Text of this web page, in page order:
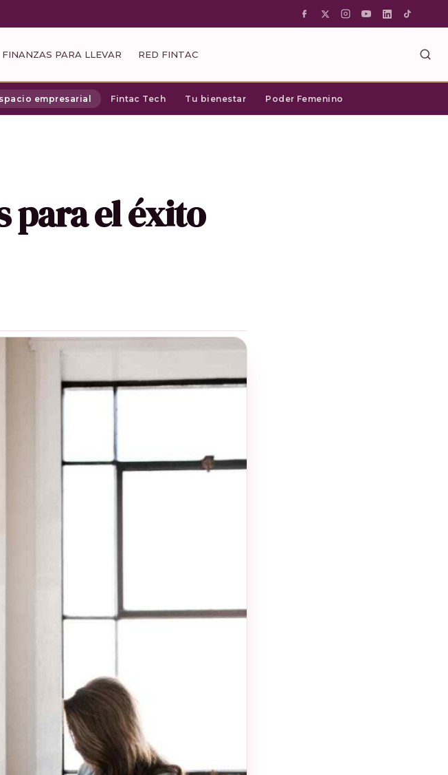
FINANZAS PARA LLEVAR RED FINTAC
empresarial Fintac Tech Tu bienestar Poder Femenino
para el éxito